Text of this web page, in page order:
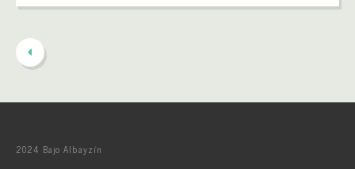
2024 Bajo Albayzín